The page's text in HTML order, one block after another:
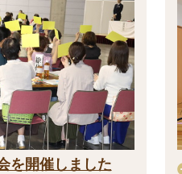
を開催しました